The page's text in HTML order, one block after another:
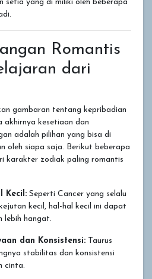
setia yang di miliki oleh beberapa
Romantis
dari
gambaran tentang kepribadian
akhirnya kesetiaan dan
adalah pilihan yang bisa di
oleh siapa saja. Berikut beberapa
karakter zodiak paling romantis
Kecil: Seperti Cancer yang selalu
kecil, hal-hal kecil ini dapat
lebih hangat.
dan Konsistensi: Taurus
stabilitas dan konsistensi
cinta.